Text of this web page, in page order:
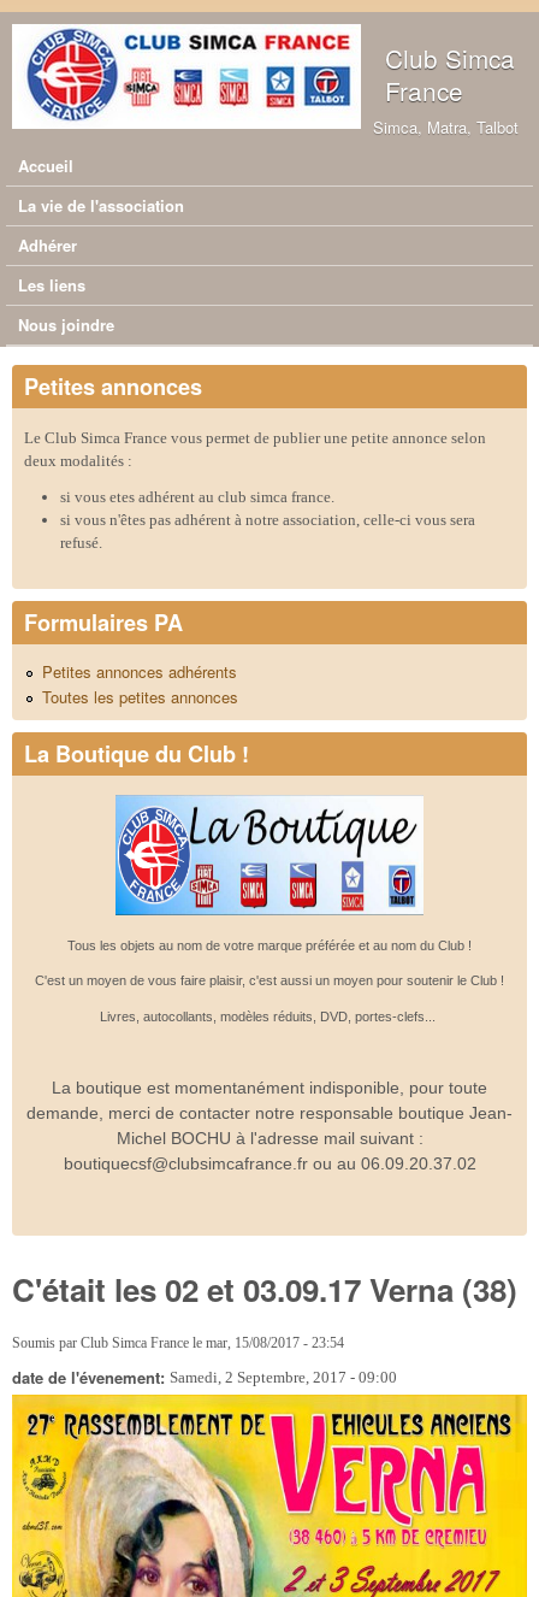
Aller au contenu principal
Club Simca
France
Simca, Matra, Talbot
Menu principal
Accueil
La vie de l'association
Adhérer
Les liens
Nous joindre
Petites annonces
Le Club Simca France vous permet de publier une petite annonce selon
deux modalités :
si vous etes adhérent au club simca france.
si vous n'êtes pas adhérent à notre association, celle-ci vous sera
refusé.
Formulaires PA
Petites annonces adhérents
Toutes les petites annonces
La Boutique du Club !
Tous les objets au nom de votre marque préférée et au nom du Club !
C'est un moyen de vous faire plaisir, c'est aussi un moyen pour soutenir le Club !
Livres, autocollants, modèles réduits, DVD, portes-clefs...
La boutique est momentanément indisponible, pour toute
demande, merci de contacter notre responsable boutique Jean-
Michel BOCHU à l'adresse mail suivant :
boutiquecsf@clubsimcafrance.fr ou au 06.09.20.37.02
C'était les 02 et 03.09.17 Verna (38)
Soumis par Club Simca France le mar, 15/08/2017 - 23:54
date de l'évenement: Samedi, 2 Septembre, 2017 - 09:00